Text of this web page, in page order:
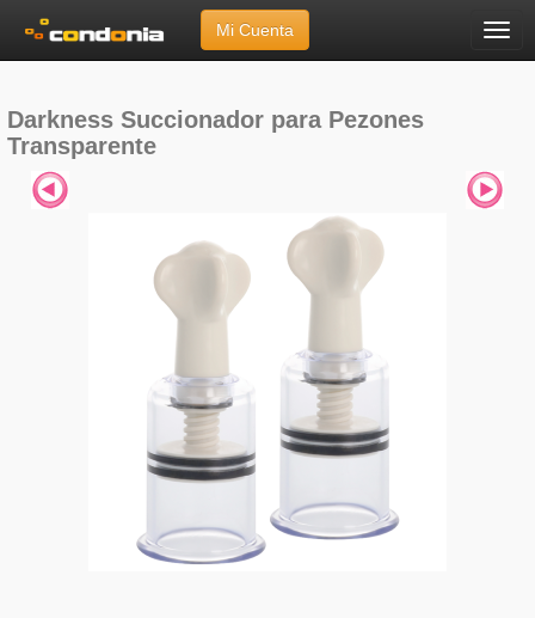
Menú
Mi Cuenta
»Succionador para Pezones Transparente
Darkness Succionador para Pezones
Transparente